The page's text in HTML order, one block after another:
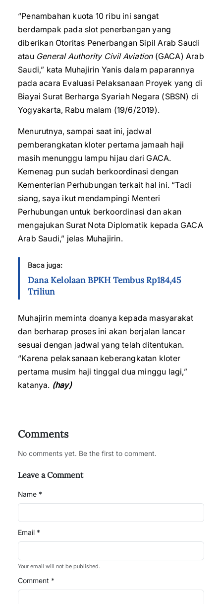
“Penambahan kuota 10 ribu ini sangat
berdampak pada slot penerbangan yang
diberikan Otoritas Penerbangan Sipil Arab Saudi
atau General Authority Civil Aviation(GACA) Arab
Saudi,” kata Muhajirin Yanis dalam paparannya
pada acara Evaluasi Pelaksanaan Proyek yang di
Biayai Surat Berharga Syariah Negara (SBSN) di
Yogyakarta, Rabu malam (19/6/2019).
Menurutnya, sampai saat ini, jadwal
pemberangkatan kloter pertama jamaah haji
masih menunggu lampu hijau dari GACA.
Kemenag pun sudah berkoordinasi dengan
Kementerian Perhubungan terkait hal ini. “Tadi
siang, saya ikut mendampingi Menteri
Perhubungan untuk berkoordinasi dan akan
mengajukan Surat Nota Diplomatik kepada GACA
Arab Saudi,” jelas Muhajirin.
Baca juga:
Dana Kelolaan BPKH Tembus Rp184,45
Triliun
Muhajirin meminta doanya kepada masyarakat
dan berharap proses ini akan berjalan lancar
sesuai dengan jadwal yang telah ditentukan.
“Karena pelaksanaan keberangkatan kloter
pertama musim haji tinggal dua minggu lagi,”
katanya. (hay)
Comments
No comments yet. Be the first to comment.
Leave a Comment
Name *
Email *
Your email will not be published.
Comment *